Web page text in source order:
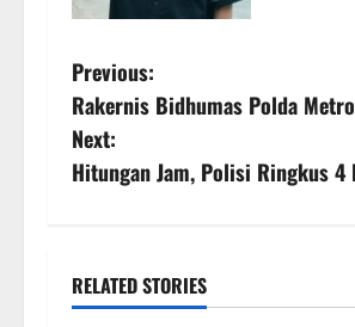
Previous:
Rakernis Bidhumas Polda
Next:
Hitungan Jam, Polisi Ringkus
RELATED STORIES